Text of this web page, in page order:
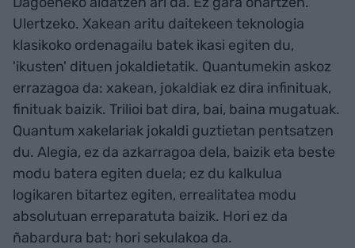
Ulertzeko. Xakean aritu daitekeen teknologia
klasikoko ordenagailu batek ikasi egiten du,
'ikusten' dituen jokaldietatik. Quantumekin askoz
errazagoa da: xakean, jokaldiak ez dira infinituak,
finituak baizik. Trilioi bat dira, bai, baina mugatuak.
Quantum xakelariak jokaldi guztietan pentsatzen
du. Alegia, ez da azkarragoa dela, baizik eta beste
modu batera egiten duela; ez du kalkulua
logikaren bitartez egiten, errealitatea modu
absolutuan erreparatuta baizik. Hori ez da
ñabardura bat; hori sekulakoa da.